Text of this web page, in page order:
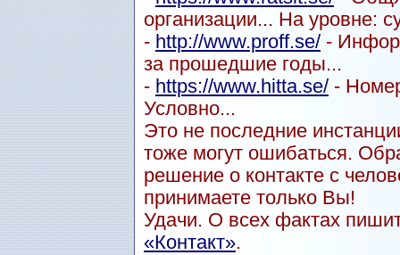
организации... На уровне:
- http://www.proff.se/ -
за прошедшие годы...
- https://www.hitta.se/ -
Условно...
Это не последние
тоже могут ошибаться.
решение о контакте с
принимаете только Вы!
Удачи. О всех фактах
«Контакт».